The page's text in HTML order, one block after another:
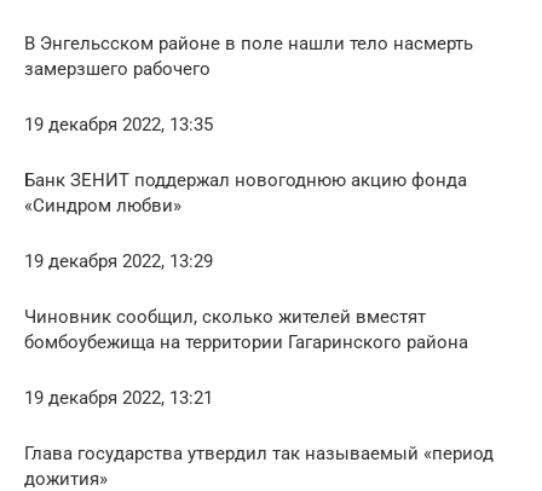
В Энгельсском районе в поле нашли тело насмерть
замерзшего рабочего
19 декабря 2022, 13:35
Банк ЗЕНИТ поддержал новогоднюю акцию фонда
«Синдром любви»
19 декабря 2022, 13:29
Чиновник сообщил, сколько жителей вместят
бомбоубежища на территории Гагаринского района
19 декабря 2022, 13:21
Глава государства утвердил так называемый «период
дожития»